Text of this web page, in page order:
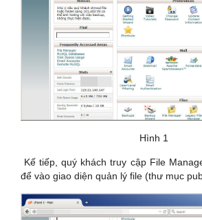
Hình 1
Kế tiếp, quý khách truy cập File
để vào giao diện quản lý file (thư mục